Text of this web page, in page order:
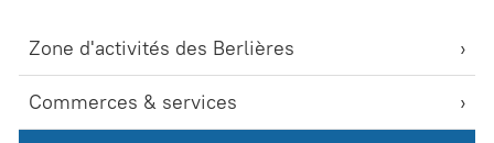
Zone d'activités des Berlières
Commerces & services